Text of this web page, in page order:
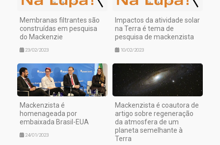
Membranas filtrantes são
construídas em pesquisa
do Mackenzie
23/02/2023
Impactos da atividade solar
na Terra é tema de
pesquisa de mackenzista
10/02/2023
Mackenzista é
homenageada por
embaixada Brasil-EUA
24/01/2023
Mackenzista é coautora de
artigo sobre regeneração
da atmosfera de um
planeta semelhante à
Terra